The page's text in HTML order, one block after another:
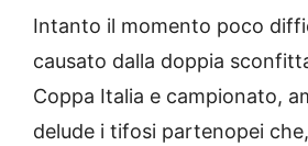
Intanto il momento poco
causato dalla doppia
Coppa Italia e campionato,
delude i tifosi partenopei